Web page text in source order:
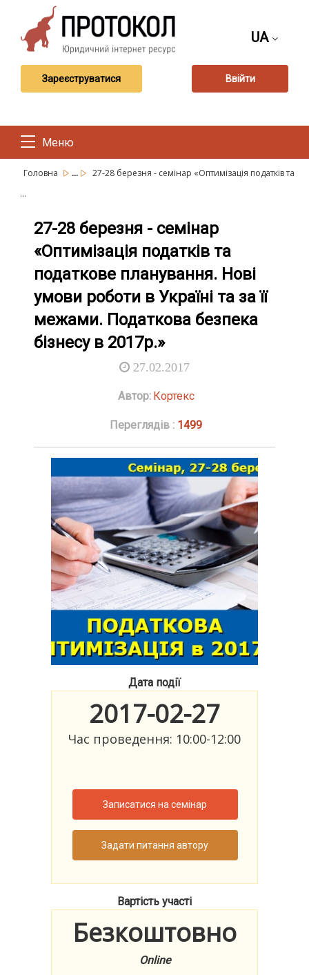
UA
Зареєструватися Ввійти
Меню
Головна ...
27-28 березня - семінар «Оптимізація податків та
...
27-28 березня - семінар
«Оптимізація податків та
податкове планування. Нові
умови роботи в Україні та за її
межами. Податкова безпека
бізнесу в 2017р.»
27.02.2017
Автор: Кортекс
Переглядів : 1499
Дата події
2017-02-27
Час проведення: 10:00-12:00
Записатися на семінар
Задати питання автору
Вартість участі
Безкоштовно
Online